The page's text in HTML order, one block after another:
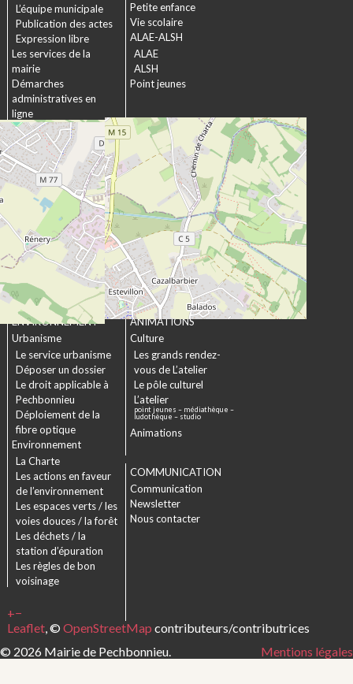
+−
Leaflet, © OpenStreetMap contributeurs/contributrices
L’équipe municipale
Publication des actes
Expression libre
Les services de la
mairie
Démarches
administratives en
ligne
Formulaires
Marchés publics
Petite enfance
Vie scolaire
ALAE-ALSH
ALAE
ALSH
Point jeunes
SOCIAL &
SOLIDARITÉ
Actions municipales
La commission
intergénérationnelle
Maison de retraite La
chartreuse
Les établissements
médico-sociaux
Projet Se Canto
URBANISME &
ENVIRONNEMENT
Urbanisme
Le service urbanisme
Déposer un dossier
Le droit applicable à
Pechbonnieu
Déploiement de la
fibre optique
Environnement
La Charte
Les actions en faveur
de l’environnement
Les espaces verts / les
voies douces / la forêt
Les déchets / la
station d’épuration
Les règles de bon
voisinage
CULTURE &
ANIMATIONS
Culture
Les grands rendez-
vous de L’atelier
Le pôle culturel
L’atelier
point jeunes – médiathèque –
ludothèque – studio
Animations
COMMUNICATION
Communication
Newsletter
Nous contacter
© 2026 Mairie de Pechbonnieu. Mentions légales